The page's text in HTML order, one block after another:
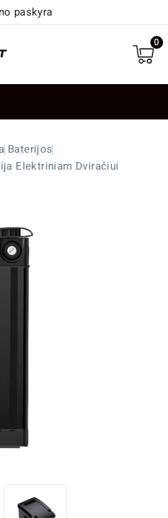
paskyra
0
Baterijos
Elektriniam Dviračiui